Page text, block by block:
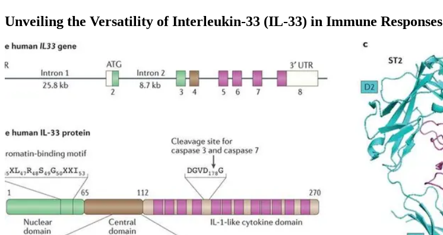
Unveiling the Versatility of Interleukin-33 (IL-33) in Immune Responses